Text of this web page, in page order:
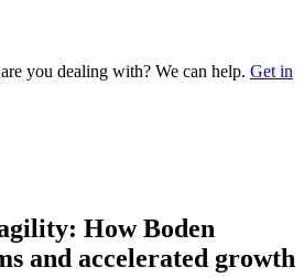
you dealing with? We can help. Get in
How Boden
and accelerated growth